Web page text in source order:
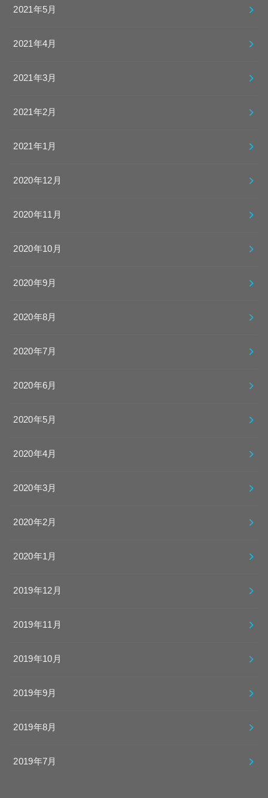
2021年5月
2021年4月
2021年3月
2021年2月
2021年1月
2020年12月
2020年11月
2020年10月
2020年9月
2020年8月
2020年7月
2020年6月
2020年5月
2020年4月
2020年3月
2020年2月
2020年1月
2019年12月
2019年11月
2019年10月
2019年9月
2019年8月
2019年7月